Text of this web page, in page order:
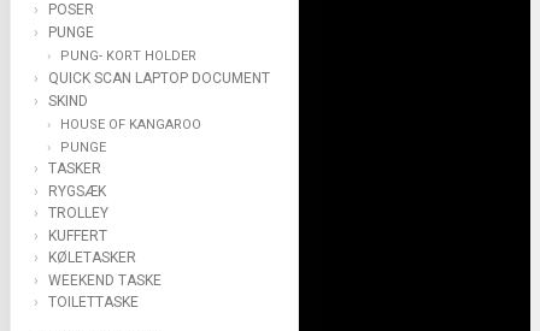
POSER
PUNGE
PUNG- KORT HOLDER
QUICK SCAN LAPTOP DOCUMENT
SKIND
HOUSE OF KANGAROO
PUNGE
TASKER
RYGSÆK
TROLLEY
KUFFERT
KØLETASKER
WEEKEND TASKE
TOILETTASKE